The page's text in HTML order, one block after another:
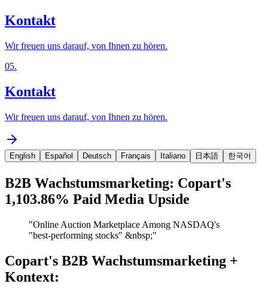
Kontakt
Wir freuen uns darauf, von Ihnen zu hören.
05.
Kontakt
Wir freuen uns darauf, von Ihnen zu hören.
English Español Deutsch Français Italiano 日本語 한국어
B2B Wachstumsmarketing: Copart's
1,103.86% Paid Media Upside
"Online Auction Marketplace Among NASDAQ's
"best-performing stocks" &nbsp;"
Copart's B2B Wachstumsmarketing +
Kontext: